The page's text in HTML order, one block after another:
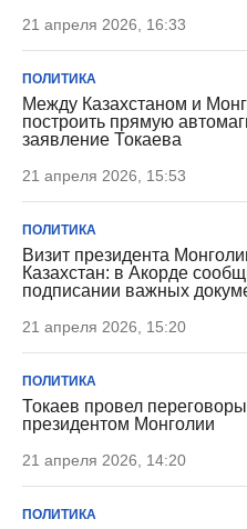
21 апреля 2026, 16:33
ПОЛИТИКА
Между Казахстаном и
построить прямую
заявление Токаева
21 апреля 2026, 15:53
ПОЛИТИКА
Визит президента
Казахстан: в Акорде
подписании важных
21 апреля 2026, 15:20
ПОЛИТИКА
Токаев провел
президентом Монголии
21 апреля 2026, 14:20
ПОЛИТИКА